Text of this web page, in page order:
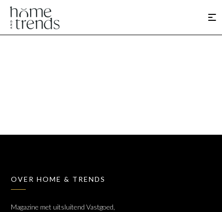
OVER HOME & TRENDS
Magazine met uitsluitend Vastgoed,